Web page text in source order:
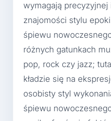
wymagają precyzyjnej
znajomości stylu
śpiewu
różnych gatunkach
pop, rock czy jazz;
kładzie się na
osobisty styl
śpiewu